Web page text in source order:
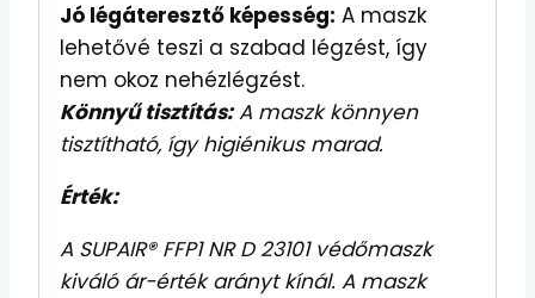
Jó légáteresztő képesség: A maszk
lehetővé teszi a szabad légzést, így
nem okoz nehézlégzést.
Könnyű tisztítás:A maszk könnyen
tisztítható, így higiénikus marad.
Érték:
A SUPAIR® FFP1 NR D 23101 védőmaszk
kiváló ár-érték arányt kínál. A maszk